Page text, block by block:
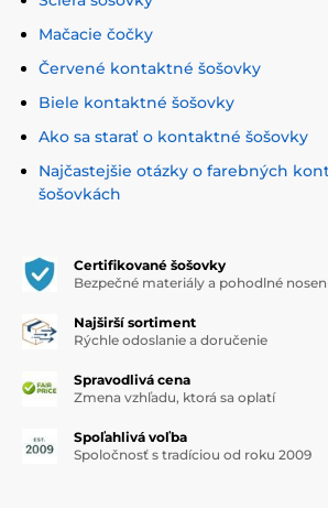
Mačacie čočky
Červené kontaktné šošovky
Biele kontaktné šošovky
Ako sa starať o kontaktné šošovky
Najčastejšie otázky o farebných
šošovkách
Certifikované šošovky
Bezpečné materiály a pohodlné
Najširší sortiment
Rýchle odoslanie a doručenie
Spravodlivá cena
Zmena vzhľadu, ktorá sa oplatí
Spoľahlivá voľba
Spoločnosť s tradíciou od roku 2009